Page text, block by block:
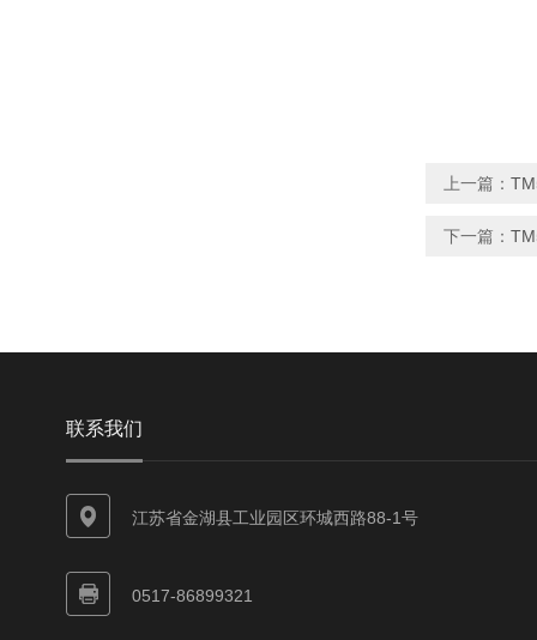
上一篇：
下一篇：
联系我们
江苏省金湖县工业园区环城西路88-1号
0517-86899321